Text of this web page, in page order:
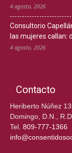
4 agosto, 2026
Consultorio
las mujeres callan:
4 agosto, 2026
Contacto
Heriberto Núñez
Domingo, D.N., R.D.
Tel. 809-777-1366